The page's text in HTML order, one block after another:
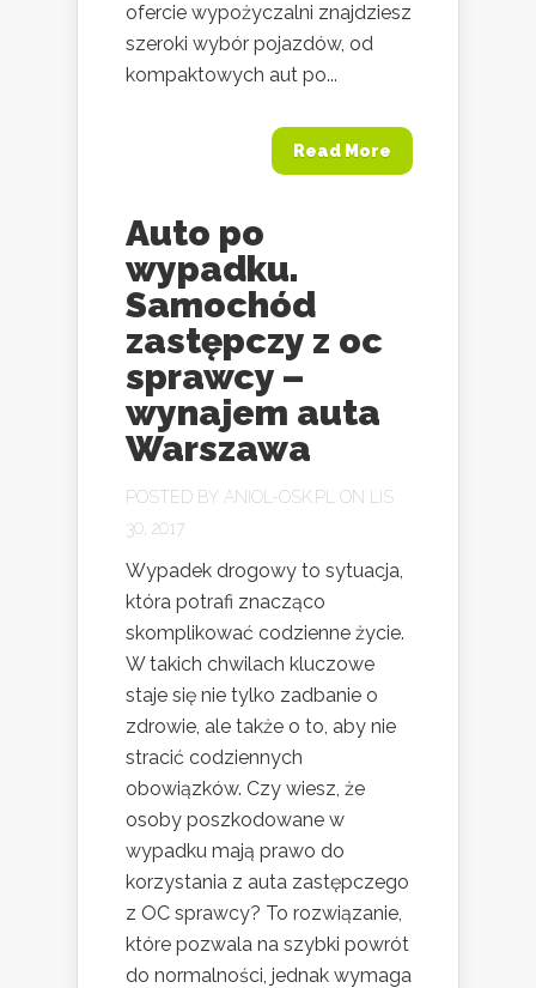
ofercie wypożyczalni znajdziesz
szeroki wybór pojazdów, od
kompaktowych aut po...
Read More
Auto po
wypadku.
Samochód
zastępczy z oc
sprawcy –
wynajem auta
Warszawa
POSTED BY ANIOL-OSK.PL
ON LIS
30, 2017
Wypadek drogowy to sytuacja,
która potrafi znacząco
skomplikować codzienne życie.
W takich chwilach kluczowe
staje się nie tylko zadbanie o
zdrowie, ale także o to, aby nie
stracić codziennych
obowiązków. Czy wiesz, że
osoby poszkodowane w
wypadku mają prawo do
korzystania z auta zastępczego
z OC sprawcy? To rozwiązanie,
które pozwala na szybki powrót
do normalności, jednak wymaga